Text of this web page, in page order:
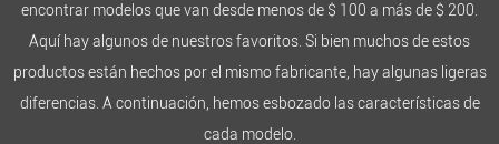
encontrar modelos que van desde menos de $ 100 a más de $ 200.
Aquí hay algunos de nuestros favoritos. Si bien muchos de estos
productos están hechos por el mismo fabricante, hay algunas ligeras
diferencias. A continuación, hemos esbozado las características de
cada modelo.